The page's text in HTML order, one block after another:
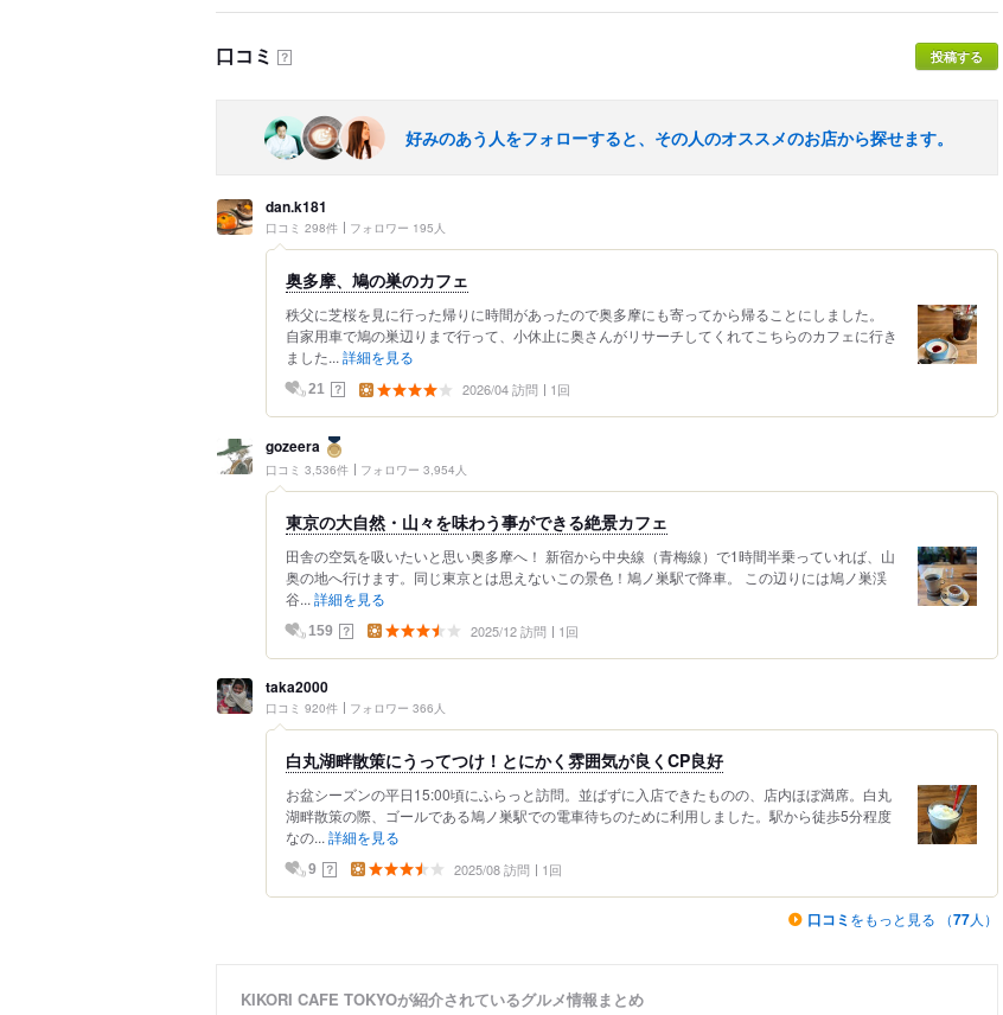
口コミ ？ 投稿する
好みのあう人をフォローすると、その人のオススメのお店から探せます。
dan.k181
口コミ 298件 フォロワー 195人
奥多摩、鳩の巣のカフェ
秩父に芝桜を見に行った帰りに時間があったので奥多摩にも寄ってから帰ることにしました。
自家用車で鳩の巣辺りまで行って、小休止に奥さんがリサーチしてくれてこちらのカフェに行き
ました... 詳細を見る
21 ？ 2026/04 訪問 1回
gozeera
口コミ 3,536件 フォロワー 3,954人
東京の大自然・山々を味わう事ができる絶景カフェ
田舎の空気を吸いたいと思い奥多摩へ！ 新宿から中央線（青梅線）で1時間半乗っていれば、山
奥の地へ行けます。同じ東京とは思えないこの景色！鳩ノ巣駅で降車。 この辺りには鳩ノ巣渓
谷... 詳細を見る
159 ？ 2025/12 訪問 1回
taka2000
口コミ 920件 フォロワー 366人
白丸湖畔散策にうってつけ！とにかく雰囲気が良くCP良好
お盆シーズンの平日15:00頃にふらっと訪問。並ばずに入店できたものの、店内ほぼ満席。白丸
湖畔散策の際、ゴールである鳩ノ巣駅での電車待ちのために利用しました。駅から徒歩5分程度
なの... 詳細を見る
9 ？ 2025/08 訪問 1回
口コミ をもっと見る （77人）
KIKORI CAFE TOKYOが紹介されているグルメ情報まとめ